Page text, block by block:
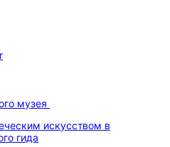
музея
искусством в
гида